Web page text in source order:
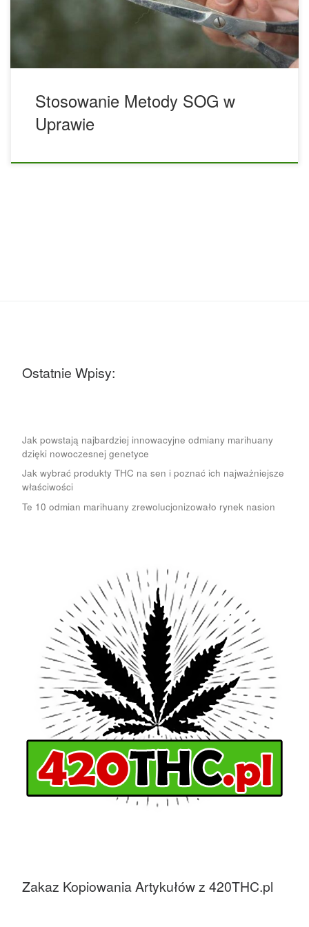
nadal rozwijali wiele metod. Zwłaszcza w celu poprawy
Stosowanie Metody SOG w
Uprawie
Ostatnie Wpisy:
Jak powstają najbardziej innowacyjne odmiany marihuany
dzięki nowoczesnej genetyce
Jak wybrać produkty THC na sen i poznać ich najważniejsze
właściwości
Te 10 odmian marihuany zrewolucjonizowało rynek nasion
Zakaz Kopiowania Artykułów z 420THC.pl